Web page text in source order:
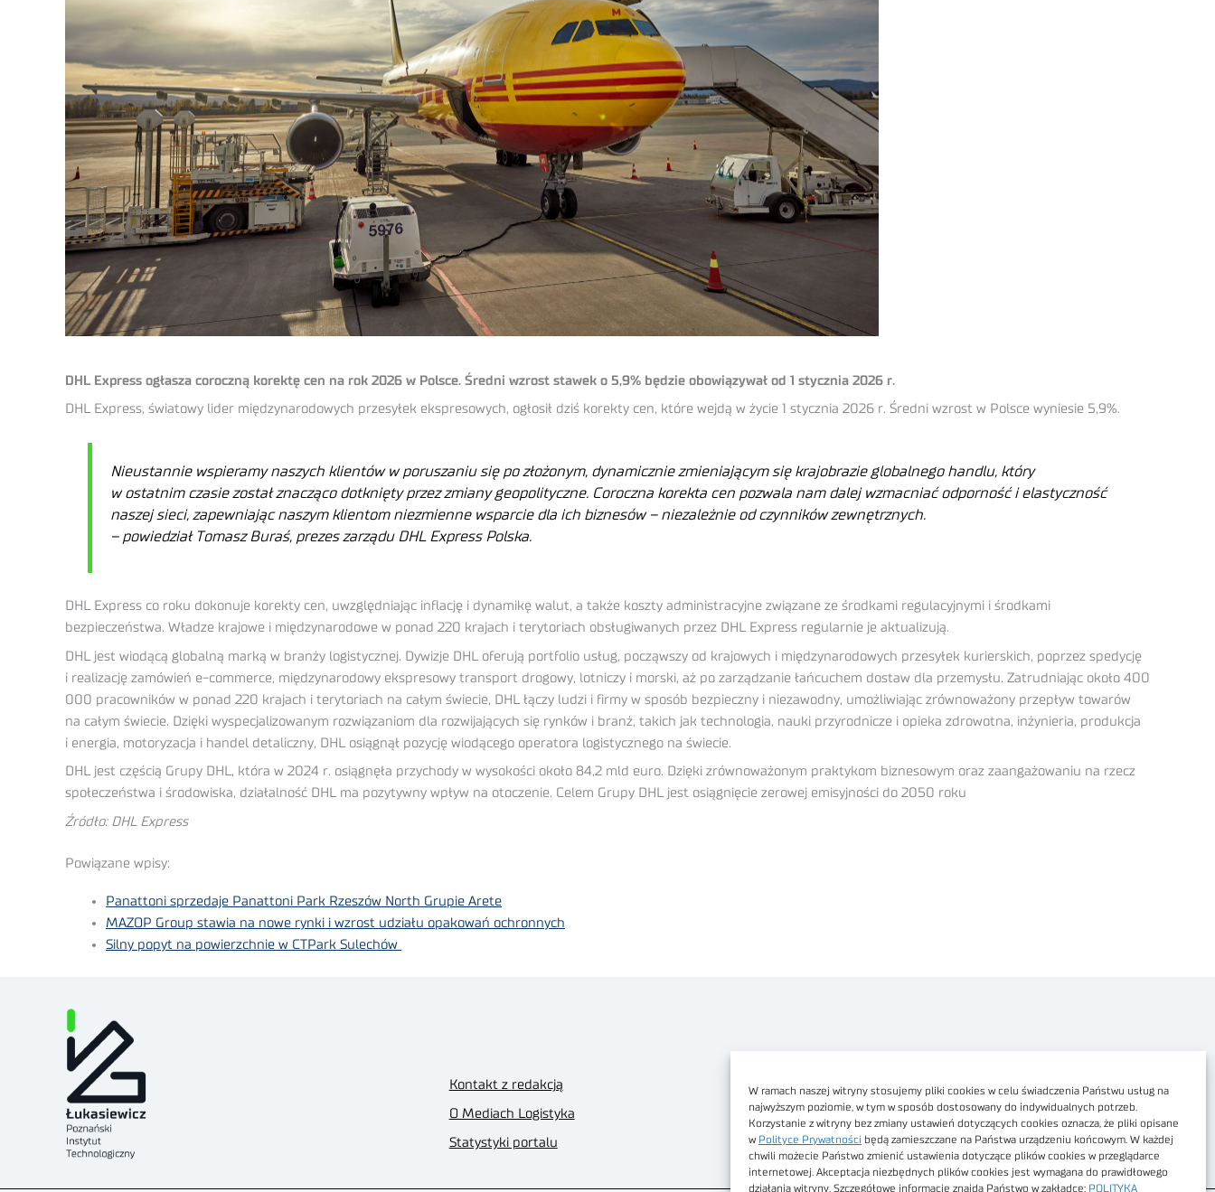
W ramach naszej witryny stosujemy pliki cookies w celu świadczenia Państwu usług na
najwyższym poziomie, w tym w sposób dostosowany do indywidualnych potrzeb.
Korzystanie z witryny bez zmiany ustawień dotyczących cookies oznacza, że pliki opisane
w Polityce Prywatności będą zamieszczane na Państwa urządzeniu końcowym. W każdej
chwili możecie Państwo zmienić ustawienia dotyczące plików cookies w przeglądarce
internetowej. Akceptacja niezbędnych plików cookies jest wymagana do prawidłowego
działania witryny. Szczegółowe informacje znajdą Państwo w zakładce: POLITYKA
DHL Express ogłasza coroczną korektę cen na rok 2026 w Polsce. Średni wzrost stawek o 5,9% będzie obowiązywał od 1 stycznia 2026 r.
DHL Express, światowy lider międzynarodowych przesyłek ekspresowych, ogłosił dziś korekty cen, które wejdą w życie 1 stycznia 2026 r. Średni wzrost w Polsce wyniesie 5,9%.
Nieustannie wspieramy naszych klientów w poruszaniu się po złożonym, dynamicznie zmieniającym się krajobrazie globalnego handlu, który
w ostatnim czasie został znacząco dotknięty przez zmiany geopolityczne. Coroczna korekta cen pozwala nam dalej wzmacniać odporność i elastyczność
naszej sieci, zapewniając naszym klientom niezmienne wsparcie dla ich biznesów – niezależnie od czynników zewnętrznych.
– powiedział Tomasz Buraś, prezes zarządu DHL Express Polska.
DHL Express co roku dokonuje korekty cen, uwzględniając inflację i dynamikę walut, a także koszty administracyjne związane ze środkami regulacyjnymi i środkami
bezpieczeństwa. Władze krajowe i międzynarodowe w ponad 220 krajach i terytoriach obsługiwanych przez DHL Express regularnie je aktualizują.
DHL jest wiodącą globalną marką w branży logistycznej. Dywizje DHL oferują portfolio usług, począwszy od krajowych i międzynarodowych przesyłek kurierskich, poprzez spedycję
i realizację zamówień e-commerce, międzynarodowy ekspresowy transport drogowy, lotniczy i morski, aż po zarządzanie łańcuchem dostaw dla przemysłu. Zatrudniając około 400
000 pracowników w ponad 220 krajach i terytoriach na całym świecie, DHL łączy ludzi i firmy w sposób bezpieczny i niezawodny, umożliwiając zrównoważony przepływ towarów
na całym świecie. Dzięki wyspecjalizowanym rozwiązaniom dla rozwijających się rynków i branż, takich jak technologia, nauki przyrodnicze i opieka zdrowotna, inżynieria, produkcja
i energia, motoryzacja i handel detaliczny, DHL osiągnął pozycję wiodącego operatora logistycznego na świecie.
DHL jest częścią Grupy DHL, która w 2024 r. osiągnęła przychody w wysokości około 84,2 mld euro. Dzięki zrównoważonym praktykom biznesowym oraz zaangażowaniu na rzecz
społeczeństwa i środowiska, działalność DHL ma pozytywny wpływ na otoczenie. Celem Grupy DHL jest osiągnięcie zerowej emisyjności do 2050 roku
Źródło: DHL Express
Powiązane wpisy:
Panattoni sprzedaje Panattoni Park Rzeszów North Grupie Arete
MAZOP Group stawia na nowe rynki i wzrost udziału opakowań ochronnych
Silny popyt na powierzchnie w CTPark Sulechów
Kontakt z redakcją
O Mediach Logistyka
Statystyki portalu
Dostępność cyfrowa
Regulamin Portalu
Regulamin sklepu